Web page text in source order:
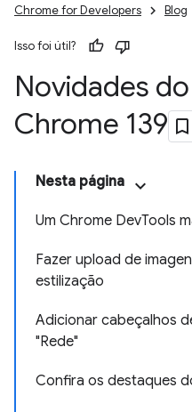
Chrome for Developers Blog
Isso foi útil?
Novidades
Chrome 139
Nesta página
Um Chrome DevTools
Fazer upload de
estilização
Adicionar cabeçalhos
"Rede"
Confira os destaques